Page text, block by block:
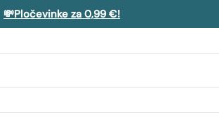
💸Pločevinke za 0,99 €!